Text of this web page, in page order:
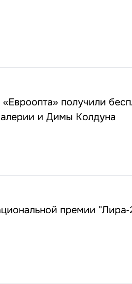
получили
и Димы Колдуна
премии "Лира-